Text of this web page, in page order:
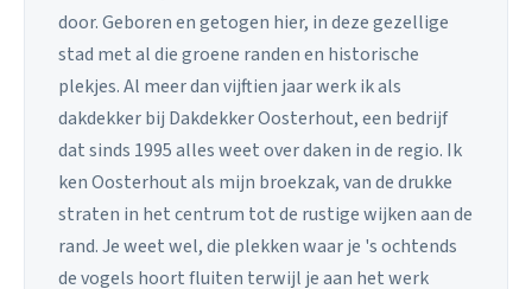
door. Geboren en getogen hier, in deze gezellige
stad met al die groene randen en historische
plekjes. Al meer dan vijftien jaar werk ik als
dakdekker bij Dakdekker Oosterhout, een bedrijf
dat sinds 1995 alles weet over daken in de regio. Ik
ken Oosterhout als mijn broekzak, van de drukke
straten in het centrum tot de rustige wijken aan de
rand. Je weet wel, die plekken waar je 's ochtends
de vogels hoort fluiten terwijl je aan het werk